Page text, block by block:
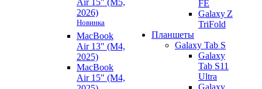
Air 15" (M5,
2026)
Новинка
MacBook
Air 13" (M4,
2025)
MacBook
Air 15" (M4,
FE
Galaxy Z
TriFold
Планшеты
Galaxy Tab S
Galaxy
Tab S11
Ultra
Galaxy